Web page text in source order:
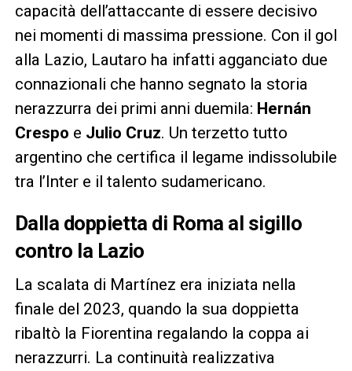
capacità dell’attaccante di essere decisivo
nei momenti di massima pressione. Con il gol
alla Lazio, Lautaro ha infatti agganciato due
connazionali che hanno segnato la storia
nerazzurra dei primi anni duemila: Hernán
Crespo e Julio Cruz. Un terzetto tutto
argentino che certifica il legame indissolubile
tra l’Inter e il talento sudamericano.
Dalla doppietta di Roma al sigillo
contro la Lazio
La scalata di Martínez era iniziata nella
finale del 2023, quando la sua doppietta
ribaltò la Fiorentina regalando la coppa ai
nerazzurri. La continuità realizzativa